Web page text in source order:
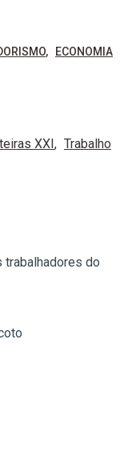
ECONOMIA
XXI Trabalho
trabalhadores do